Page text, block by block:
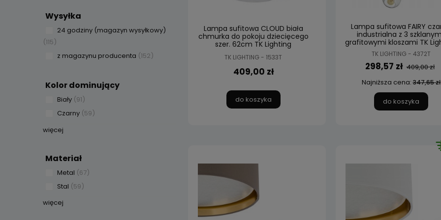
Wysyłka
24 godziny (magazyn wysyłkowy)
(115)
z magazynu producenta (152)
Kolor dominujący
Biały (91)
Czarny (59)
więcej
Materiał
Metal (67)
Stal (59)
więcej
Lampa sufitowa CLOUD biała
chmurka do pokoju dziecięcego
szer. 62cm TK Lighting
TK LIGHTING - 1533T
409,00 zł
do koszyka
Lampa sufitowa FAIRY
industrialna z 3
grafitowymi kloszami TK
TK LIGHTING - 4372T
298,57 zł 409,00 zł
Najniższa cena:347,65 zł
do koszyka